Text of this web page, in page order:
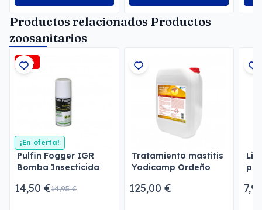
Productos relacionados Productos
zoosanitarios
-3%
¡En oferta!
Pulfin Fogger IGR
Bomba Insecticida
14,50 €14,95 €
Tratamiento mastitis
Yodicamp Ordeño
125,00 €